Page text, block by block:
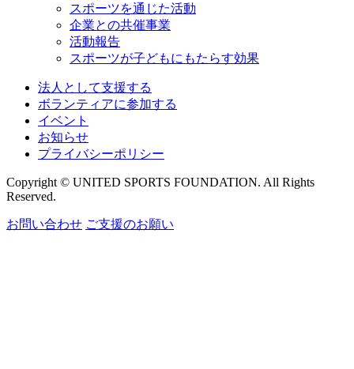
スポーツを通じた活動
企業との共催事業
活動報告
スポーツが子どもにもたらす効果
法人として支援する
ボランティアに参加する
イベント
お知らせ
プライバシーポリシー
Copyright © UNITED SPORTS FOUNDATION. All Rights
Reserved.
お問い合わせ ご支援のお願い